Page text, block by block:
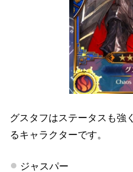
グスタフはステータスも強
るキャラクターです。
ジャスパー